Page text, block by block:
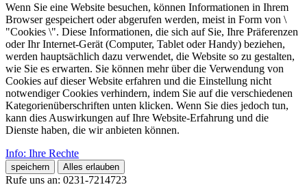
Wenn Sie eine Website besuchen, können Informationen in Ihrem
Browser gespeichert oder abgerufen werden, meist in Form von \
"Cookies \". Diese Informationen, die sich auf Sie, Ihre Präferenzen
oder Ihr Internet-Gerät (Computer, Tablet oder Handy) beziehen,
werden hauptsächlich dazu verwendet, die Website so zu gestalten,
wie Sie es erwarten. Sie können mehr über die Verwendung von
Cookies auf dieser Website erfahren und die Einstellung nicht
notwendiger Cookies verhindern, indem Sie auf die verschiedenen
Kategorienüberschriften unten klicken. Wenn Sie dies jedoch tun,
kann dies Auswirkungen auf Ihre Website-Erfahrung und die
Dienste haben, die wir anbieten können.
Info: Ihre Rechte
speichern Alles erlauben
Rufe uns an: 0231-7214723